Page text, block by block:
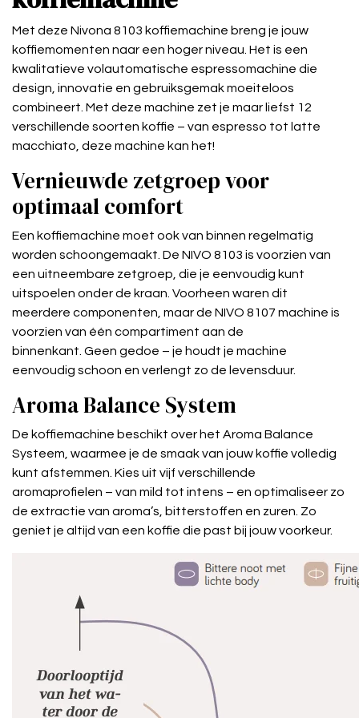
Met deze Nivona 8103 koffiemachine breng je jouw
koffiemomenten naar een hoger niveau. Het is een
kwalitatieve volautomatische espressomachine die
design, innovatie en gebruiksgemak moeiteloos
combineert. Met deze machine zet je maar liefst 12
verschillende soorten koffie – van espresso tot latte
macchiato, deze machine kan het!
Vernieuwde zetgroep voor
optimaal comfort
Een koffiemachine moet ook van binnen regelmatig
worden schoongemaakt. De NIVO 8103 is voorzien van
een uitneembare zetgroep, die je eenvoudig kunt
uitspoelen onder de kraan. Voorheen waren dit
meerdere componenten, maar de NIVO 8107 machine is
voorzien van één compartiment aan de
binnenkant. Geen gedoe – je houdt je machine
eenvoudig schoon en verlengt zo de levensduur.
Aroma Balance System
De koffiemachine beschikt over het Aroma Balance
Systeem, waarmee je de smaak van jouw koffie volledig
kunt afstemmen. Kies uit vijf verschillende
aromaprofielen – van mild tot intens – en optimaliseer zo
de extractie van aroma’s, bitterstoffen en zuren. Zo
geniet je altijd van een koffie die past bij jouw voorkeur.